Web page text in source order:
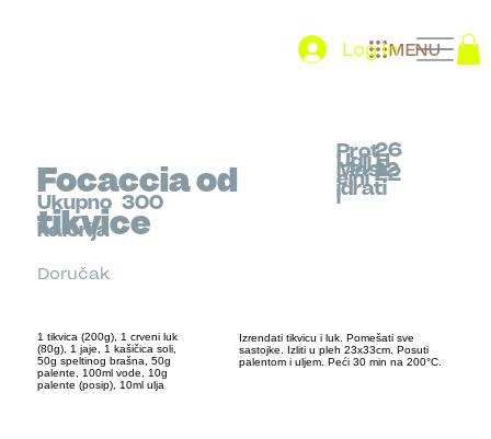
MENU
Log In
Focaccia od
tikvice
Doručak
Ukupno
kalorija
300
Prot
eini
Uglj.H
idrati
26
Mast
i
22
12
1 tikvica (200g), 1 crveni luk
(80g), 1 jaje, 1 kašičica soli,
50g speltinog brašna, 50g
palente, 100ml vode, 10g
palente (posip), 10ml ulja
Izrendati tikvicu i luk. Pomešati sve
sastojke. Izliti u pleh 23x33cm. Posuti
palentom i uljem. Peći 30 min na 200°C.